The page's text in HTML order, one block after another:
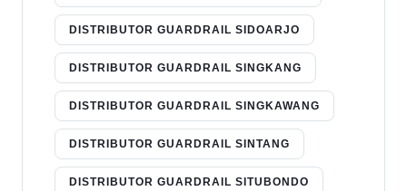
DISTRIBUTOR GUARDRAIL SIDOARJO
DISTRIBUTOR GUARDRAIL SINGKANG
DISTRIBUTOR GUARDRAIL SINGKAWANG
DISTRIBUTOR GUARDRAIL SINTANG
DISTRIBUTOR GUARDRAIL SITUBONDO